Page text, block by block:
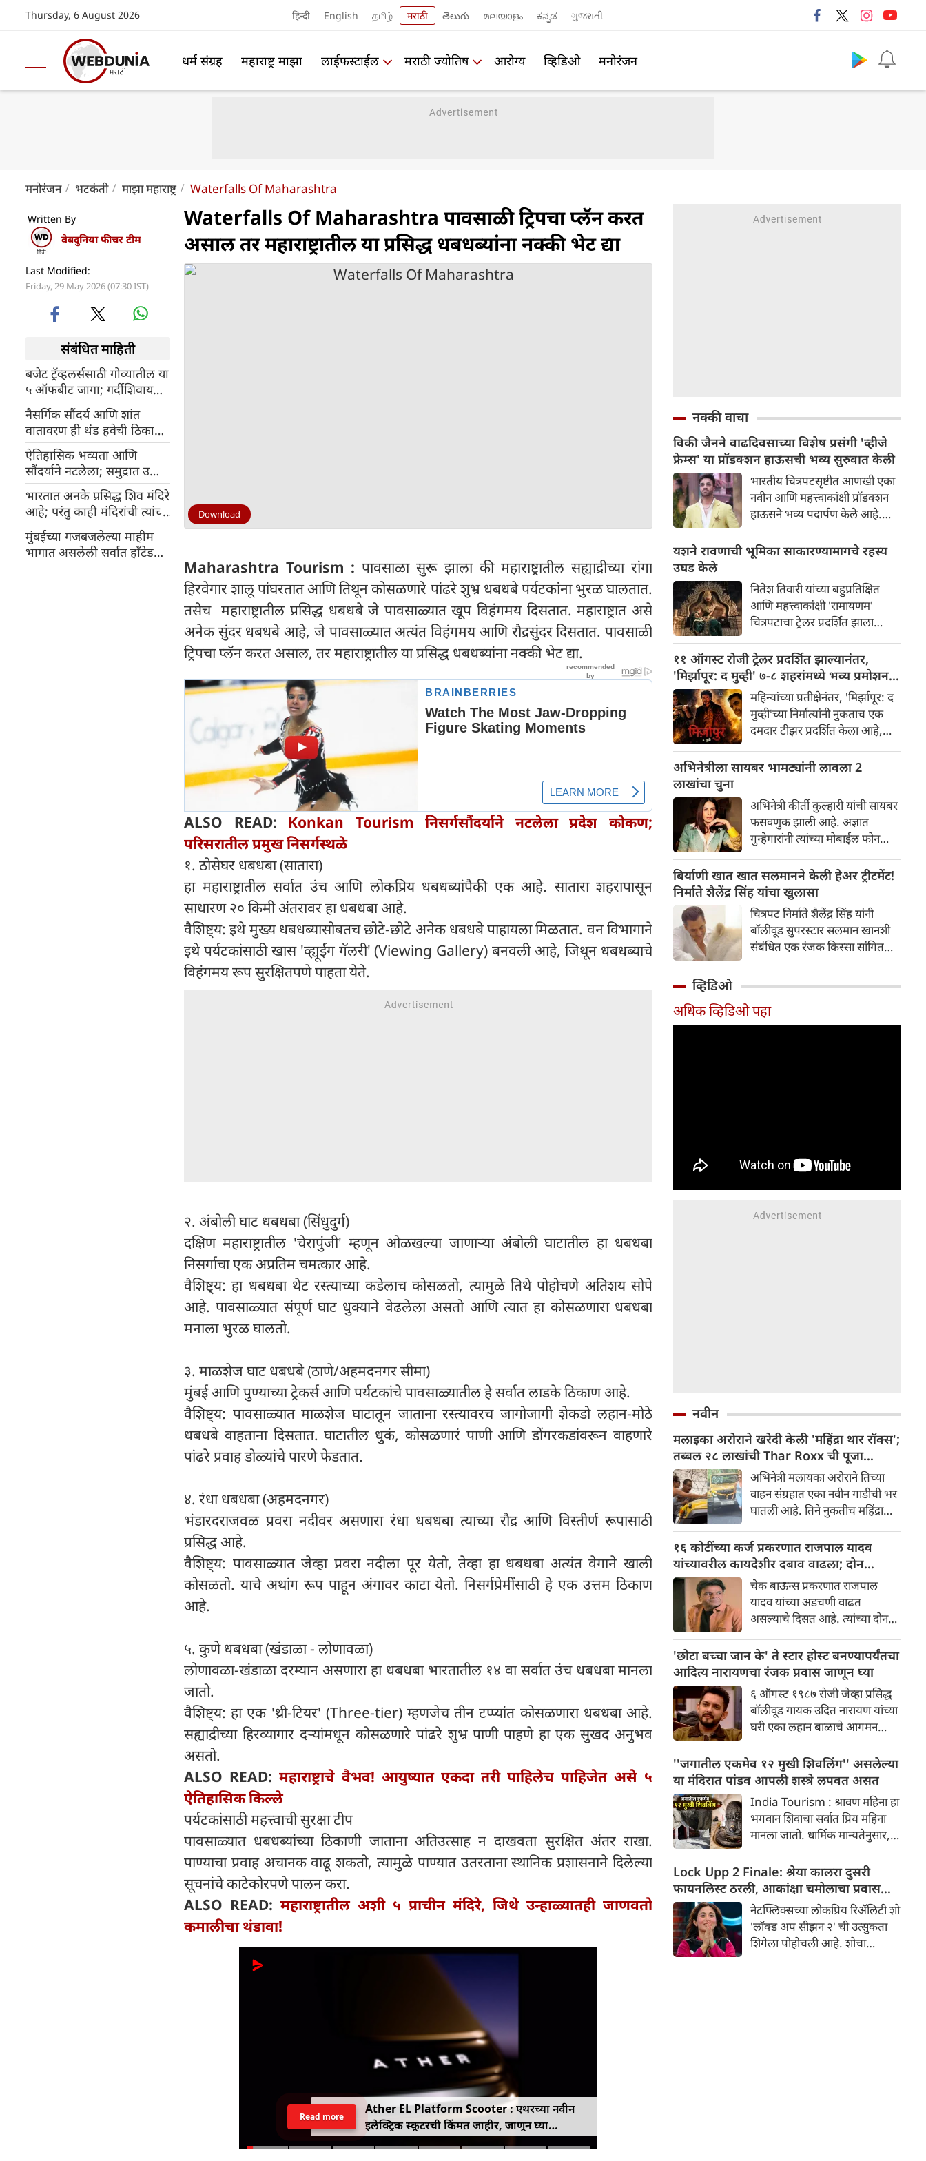
Thursday, 6 August 2026 हिन्दी English தமிழ் मराठी తెలుగు മലയാളം ಕನ್ನಡ ગુજરાતી
धर्म संग्रह महाराष्ट्र माझा लाईफस्टाईल मराठी ज्योतिष आरोग्य व्हिडिओ मनोरंजन
मनोरंजन भटकंती माझा महाराष्ट्र Waterfalls Of Maharashtra
Written By
वेबदुनिया फीचर टीम
Last Modified:
Friday, 29 May 2026 (07:30 IST)
संबंधित माहिती
बजेट ट्रॅव्हलर्ससाठी गोव्यातील या
५ ऑफबीट जागा; गर्दीशिवाय
घ्या निसर्गाचा आनंद!
नैसर्गिक सौंदर्य आणि शांत
वातावरण ही थंड हवेची ठिकाणे
कौटुंबिक सहलींसाठी उत्तम
ऐतिहासिक भव्यता आणि
सौंदर्याने नटलेला; समुद्रात उभा
अलिबागच्या 'अष्टागराचा राजा'
कुलाबा किल्ला
भारतात अनके प्रसिद्ध शिव मंदिरे
आहे; परंतु काही मंदिरांची त्यांच्या
विशेष वैशिष्ट्यांमुळे एक वेगळी
ओळख
मुंबईच्या गजबजलेल्या माहीम
भागात असलेली सर्वात हॉंटेड
Waterfalls Of Maharashtra पावसाळी ट्रिपचा प्लॅन करत
असाल तर महाराष्ट्रातील या प्रसिद्ध धबधब्यांना नक्की भेट द्या
Download
Maharashtra Tourism :पावसाळा सुरू झाला की महाराष्ट्रातील सह्याद्रीच्या रांगा
हिरवेगार शालू पांघरतात आणि तिथून कोसळणारे पांढरे शुभ्र धबधबे पर्यटकांना भुरळ घालतात.
तसेच महाराष्ट्रातील प्रसिद्ध धबधबे जे पावसाळ्यात खूप विहंगमय दिसतात. महाराष्ट्रात असे
अनेक सुंदर धबधबे आहे, जे पावसाळ्यात अत्यंत विहंगमय आणि रौद्रसुंदर दिसतात. पावसाळी
ट्रिपचा प्लॅन करत असाल, तर महाराष्ट्रातील या प्रसिद्ध धबधब्यांना नक्की भेट द्या.
ALSO READ: Konkan Tourism निसर्गसौंदर्याने नटलेला प्रदेश कोकण;
परिसरातील प्रमुख निसर्गस्थळे
१. ठोसेघर धबधबा (सातारा)
हा महाराष्ट्रातील सर्वात उंच आणि लोकप्रिय धबधब्यांपैकी एक आहे. सातारा शहरापासून
साधारण २० किमी अंतरावर हा धबधबा आहे.
वैशिष्ट्य: इथे मुख्य धबधब्यासोबतच छोटे-छोटे अनेक धबधबे पाहायला मिळतात. वन विभागाने
इथे पर्यटकांसाठी खास 'व्ह्यूईंग गॅलरी' (Viewing Gallery) बनवली आहे, जिथून धबधब्याचे
विहंगमय रूप सुरक्षितपणे पाहता येते.
२. अंबोली घाट धबधबा (सिंधुदुर्ग)
दक्षिण महाराष्ट्रातील 'चेरापुंजी' म्हणून ओळखल्या जाणाऱ्या अंबोली घाटातील हा धबधबा
निसर्गाचा एक अप्रतिम चमत्कार आहे.
वैशिष्ट्य: हा धबधबा थेट रस्त्याच्या कडेलाच कोसळतो, त्यामुळे तिथे पोहोचणे अतिशय सोपे
आहे. पावसाळ्यात संपूर्ण घाट धुक्याने वेढलेला असतो आणि त्यात हा कोसळणारा धबधबा
मनाला भुरळ घालतो.
३. माळशेज घाट धबधबे (ठाणे/अहमदनगर सीमा)
मुंबई आणि पुण्याच्या ट्रेकर्स आणि पर्यटकांचे पावसाळ्यातील हे सर्वात लाडके ठिकाण आहे.
वैशिष्ट्य: पावसाळ्यात माळशेज घाटातून जाताना रस्त्यावरच जागोजागी शेकडो लहान-मोठे
धबधबे वाहताना दिसतात. घाटातील धुकं, कोसळणारं पाणी आणि डोंगरकडांवरून वाहणारे
पांढरे प्रवाह डोळ्यांचे पारणे फेडतात.
४. रंधा धबधबा (अहमदनगर)
भंडारदराजवळ प्रवरा नदीवर असणारा रंधा धबधबा त्याच्या रौद्र आणि विस्तीर्ण रूपासाठी
प्रसिद्ध आहे.
वैशिष्ट्य: पावसाळ्यात जेव्हा प्रवरा नदीला पूर येतो, तेव्हा हा धबधबा अत्यंत वेगाने खाली
कोसळतो. याचे अथांग रूप पाहून अंगावर काटा येतो. निसर्गप्रेमींसाठी हे एक उत्तम ठिकाण
आहे.
५. कुणे धबधबा (खंडाळा - लोणावळा)
लोणावळा-खंडाळा दरम्यान असणारा हा धबधबा भारतातील १४ वा सर्वात उंच धबधबा मानला
जातो.
वैशिष्ट्य: हा एक 'थ्री-टियर' (Three-tier) म्हणजेच तीन टप्प्यांत कोसळणारा धबधबा आहे.
सह्याद्रीच्या हिरव्यागार दऱ्यांमधून कोसळणारे पांढरे शुभ्र पाणी पाहणे हा एक सुखद अनुभव
असतो.
ALSO READ: महाराष्ट्राचे वैभव! आयुष्यात एकदा तरी पाहिलेच पाहिजेत असे ५
ऐतिहासिक किल्ले
पर्यटकांसाठी महत्त्वाची सुरक्षा टीप
पावसाळ्यात धबधब्यांच्या ठिकाणी जाताना अतिउत्साह न दाखवता सुरक्षित अंतर राखा.
पाण्याचा प्रवाह अचानक वाढू शकतो, त्यामुळे पाण्यात उतरताना स्थानिक प्रशासनाने दिलेल्या
सूचनांचे काटेकोरपणे पालन करा.
ALSO READ: महाराष्ट्रातील अशी ५ प्राचीन मंदिरे, जिथे उन्हाळ्यातही जाणवतो
कमालीचा थंडावा!
Ather EL Platform Scooter : एथरच्या नवीन
इलेक्ट्रिक स्कूटरची किंमत जाहीर, जाणून घ्या
कोनार्कमध्ये कोणती खास वैशिष्ट्ये आहे
Read more
नक्की वाचा
विकी जैनने वाढदिवसाच्या विशेष प्रसंगी 'व्हीजे
फ्रेम्स' या प्रॉडक्शन हाऊसची भव्य सुरुवात केली
भारतीय चित्रपटसृष्टीत आणखी एका
नवीन आणि महत्त्वाकांक्षी प्रॉडक्शन
हाऊसने भव्य पदार्पण केले आहे.
जैनने आपल्या वाढदिवसाच्या विशेष
प्रसंगी 'व्हीजे फ्रेम्स' या आपल्या नवीन
प्रॉडक्शन बॅनरची अधिकृतपणे घोषणा
केली. या नवीन बॅनरचा पहिला
प्रकल्प इतका भव्य आहे की त्याने
चाहत्यांमध्ये आधीच खळबळ उडवून
दिली आहे.
यशने रावणाची भूमिका साकारण्यामागचे रहस्य
उघड केले
नितेश तिवारी यांच्या बहुप्रतिक्षित
आणि महत्त्वाकांक्षी 'रामायणम'
चित्रपटाचा ट्रेलर प्रदर्शित झाला
चित्रपटसृष्टीत खळबळ उडाली आहे.
चित्रपटातील कलाकार आणि
भव्यतेची मोठ्या प्रमाणावर चर्चा होत
असली तरी, ज्या एका गोष्टीने
सर्वाधिक लक्ष वेधून घेतले आहे आणि
प्रेक्षकांना रोमांचित केले आहे, ती
म्हणजे 'रॉकिंग स्टार' यशने
साकारलेली रावणाची भूमिका.
११ ऑगस्ट रोजी ट्रेलर प्रदर्शित झाल्यानंतर,
'मिर्झापूर: द मुव्ही' ७-८ शहरांमध्ये भव्य प्रमोशन
करणार
महिन्यांच्या प्रतीक्षेनंतर, 'मिर्झापूर: द
मुव्ही'च्या निर्मात्यांनी नुकताच एक
दमदार टीझर प्रदर्शित केला आहे,
फ्रँचायझीच्या मोठ्या पडद्यावरील
आहे. पंकज त्रिपाठी, अली फजल
आणि दिव्येंदू शर्मा पुन्हा एकदा
त्यांच्या चाहत्यांच्या आवडत्या भूमिका
साकारत आहे.
अभिनेत्रीला सायबर भामट्यांनी लावला 2
लाखांचा चुना
अभिनेत्री कीर्ती कुल्हारी यांची सायबर
फसवणुक झाली आहे. अज्ञात
गुन्हेगारांनी त्यांच्या मोबाईल फोन
प्रवेश मिळवून अवघ्या काही मिनिटांत
त्यांची ₹२४३,८५२ ची फसवणूक
केली. अभिनेत्रीच्या तक्रारीच्या
आधारे, आंबोली पोलिसांनी गुन्हा
दाखल करून तपास सुरू केला आहे.
बिर्याणी खात खात सलमानने केली हेअर ट्रीटमेंट!
निर्माते शैलेंद्र सिंह यांचा खुलासा
चित्रपट निर्माते शैलेंद्र सिंह यांनी
बॉलीवूड सुपरस्टार सलमान खानशी
संबंधित एक रंजक किस्सा सांगितला
की अभिनेता एकाच वेळी बिर्याणी
खात होता आणि केसांवर उपचार
सलमानला जेवताना आरशात स्वतःला
व्हिडिओ
अधिक व्हिडिओ पहा
नवीन
मलाइका अरोराने खरेदी केली 'महिंद्रा थार रॉक्स';
तब्बल २८ लाखांची Thar Roxx ची पूजा
करतानाचा व्हिडिओ व्हायरलअभिनेत्री मलायका अरोराने तिच्या
वाहन संग्रहात एका नवीन गाडीची भर
घातली आहे. तिने नुकतीच महिंद्रा
आहे. एका खाजगी समारंभात ही
एसयूव्ही तिला सुपूर्द करण्यात आली,
ज्याचा व्हिडिओ आता इंस्टाग्रामवर
मोठ्या प्रमाणावर शेअर केला जात
आहे. गाडी मिळाल्यानंतर, मलायकाने
तिच्या घरी पूजा-अर्चा देखील केली.
१६ कोटींच्या कर्ज प्रकरणात राजपाल यादव
यांच्यावरील कायदेशीर दबाव वाढला; दोन
मालमत्तांचा लिलाव होणारचेक बाऊन्स प्रकरणात राजपाल
यादव यांच्या अडचणी वाढत
असल्याचे दिसत आहे. त्यांच्या दोन
जाणार आहे. या दोन मालमत्ता
शहाजहानपूर या शहरात आणि एका
गावात आहे.
'छोटा बच्चा जान के' ते स्टार होस्ट बनण्यापर्यंतचा
आदित्य नारायणचा रंजक प्रवास जाणून घ्या
६ ऑगस्ट १९८७ रोजी जेव्हा प्रसिद्ध
बॉलीवूड गायक उदित नारायण यांच्या
घरी एका लहान बाळाचे आगमन
कल्पना केली असेल की हे बाळ पुढे
जाऊन आपल्या अष्टपैलू प्रतिभेने सर्व
वयोगटातील प्रेक्षकांची मने जिंकेल.
आम्ही बोलत आहोत प्रसिद्ध गायक,
अभिनेते आणि लोकप्रिय टीव्ही होस्ट,
आदित्य नारायण यांच्याबद्दल.
''जगातील एकमेव १२ मुखी शिवलिंग'' असलेल्या
या मंदिरात पांडव आपली शस्त्रे लपवत असत
India Tourism : श्रावण महिना हा
भगवान शिवाचा सर्वात प्रिय महिना
मानला जातो. धार्मिक मान्यतेनुसार,
केल्याने विशेष लाभ मिळतो आणि
इच्छा पूर्ण होतात. हा महिना भक्ती
आणि श्रद्धेचे प्रतीक आहे.
Lock Upp 2 Finale: श्रेया कालरा दुसरी
फायनलिस्ट ठरली, आकांक्षा चमोलाचा प्रवास
संपला
नेटफ्लिक्सच्या लोकप्रिय रिॲलिटी शो
'लॉक्ड अप सीझन २' ची उत्सुकता
शिगेला पोहोचली आहे. शोचा